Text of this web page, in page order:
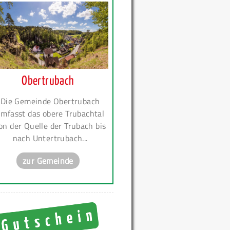
Obertrubach
Die Gemeinde Obertrubach
das obere Trubachtal
der Quelle der Trubach bis
nach Untertrubach...
zur Gemeinde